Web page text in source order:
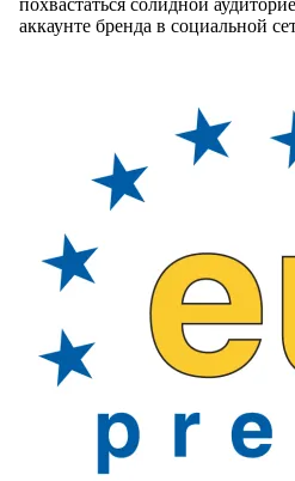
похвастаться солидной
аккаунте бренда в социальной